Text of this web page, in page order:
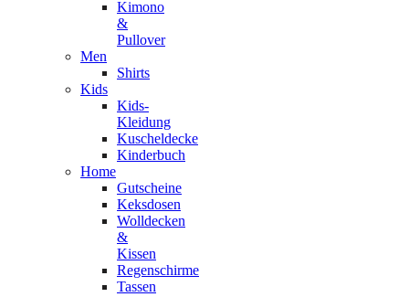
Kimono
&
Pullover
Men
Shirts
Kids
Kids-
Kleidung
Kuscheldecke
Kinderbuch
Home
Gutscheine
Keksdosen
Wolldecken
&
Kissen
Regenschirme
Tassen